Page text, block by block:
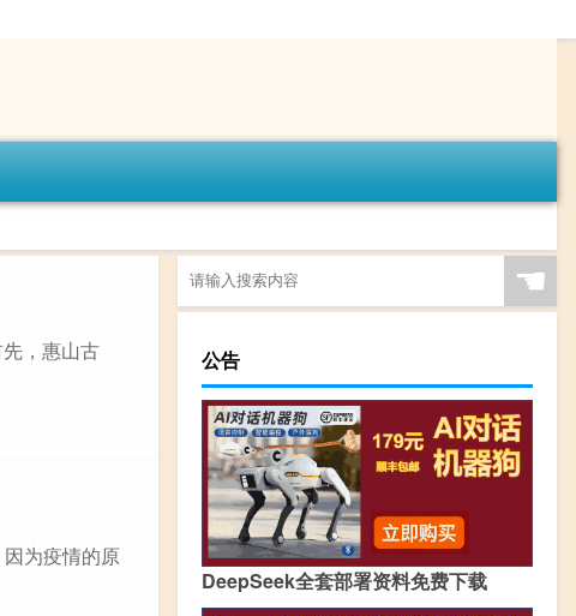
，惠山古
为疫情的原
☚
公告
DeepSeek全套部署资料免费下载